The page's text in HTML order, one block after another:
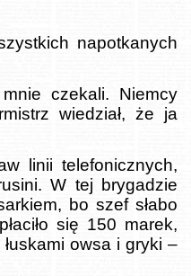
napotkanych
czekali. Niemcy
wiedział, że ja
linii telefonicznych,
W tej brygadzie
bo szef słabo
się 150 marek,
owsa i gryki –